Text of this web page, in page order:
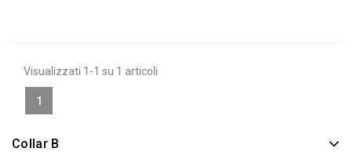
Visualizzati 1-1 su 1 articoli
1
Collar B